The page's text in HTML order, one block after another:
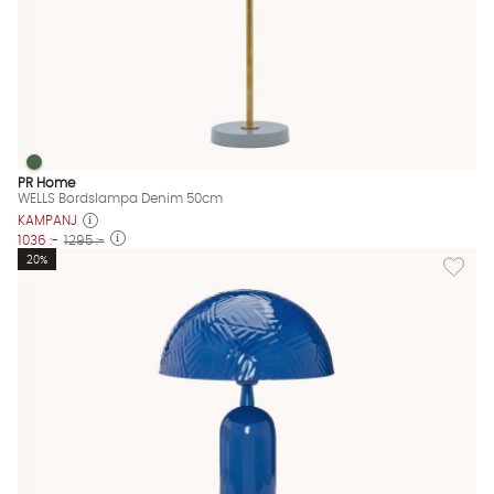
WELLS Bordslampa Denim 50cm Finns även i dessa färger:
WELLS Bordslampa Denim 50cm
PR Home
WELLS Bordslampa Denim 50cm
KAMPANJ
1036 :- 1295 :-
Lägg
20%